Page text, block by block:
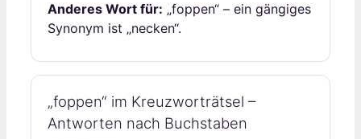
Anderes Wort für: „foppen“ – ein gängiges
Synonym ist „necken“.
„foppen“ im Kreuzworträtsel –
Antworten nach Buchstaben